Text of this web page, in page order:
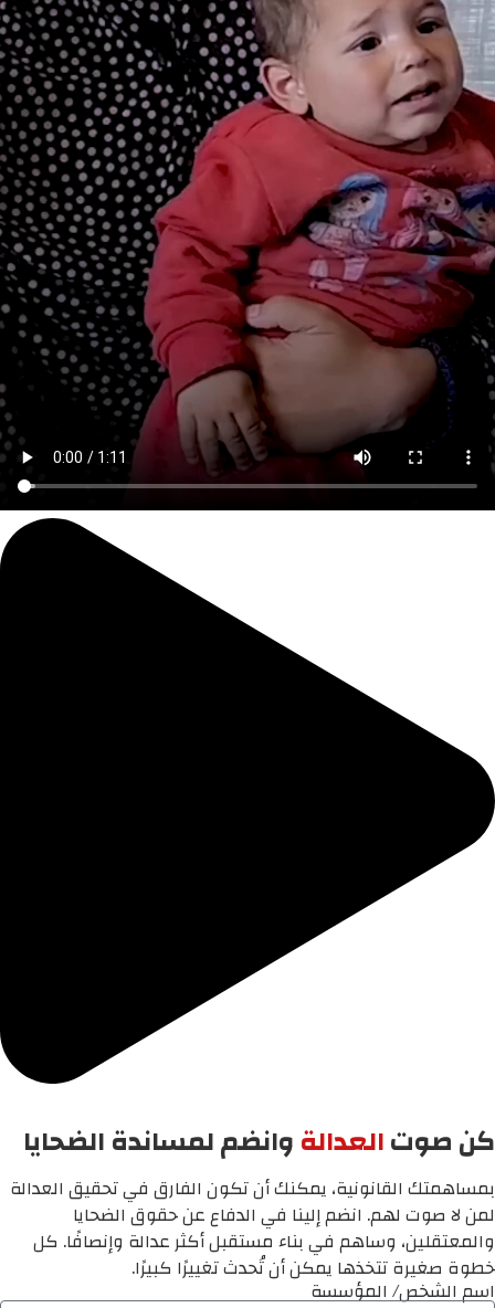
كن صوتالعدالةوانضم لمساندة الضحايا
بمساهمتك القانونية، يمكنك أن تكون الفارق في تحقيق العدالة
لمن لا صوت لهم. انضم إلينا في الدفاع عن حقوق الضحايا
والمعتقلين، وساهم في بناء مستقبل أكثر عدالة وإنصافًا. كل
خطوة صغيرة تتخذها يمكن أن تُحدث تغييرًا كبيرًا.
اسم الشخص/ المؤسسة